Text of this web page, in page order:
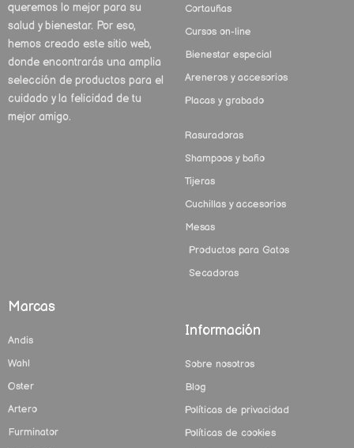
queremos lo mejor para su
salud y bienestar. Por eso,
hemos creado este sitio web,
donde encontrarás una amplia
selección de productos para el
cuidado y la felicidad de tu
mejor amigo.
Cortauñas
Cursos on-line
Bienestar especial
Areneros y accesorios
Placas y grabado
Rasuradoras
Shampoos y baño
Tijeras
Cuchillas y accesorios
Mesas
Productos para Gatos
Secadoras
Marcas
Andis
Wahl
Oster
Artero
Furminator
Información
Sobre nosotros
Blog
Políticas de privacidad
Políticas de cookies